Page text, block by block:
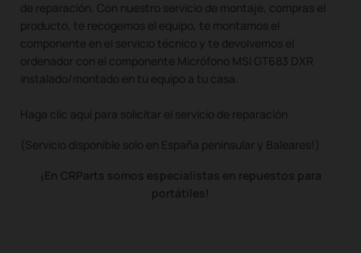
de reparación. Con nuestro servicio de montaje, compras el
producto, te recogemos el equipo, te montamos el
componente en el servicio técnico y te devolvemos el
ordenador con el componente Micrófono MSI GT683 DXR
instalado/montado en tu equipo a tu casa.
Haga clic aquí para solicitar el servicio de reparación
(Servicio disponible solo en España peninsular y Baleares!)
¡En CRParts somos especialistas en repuestos para
portátiles!